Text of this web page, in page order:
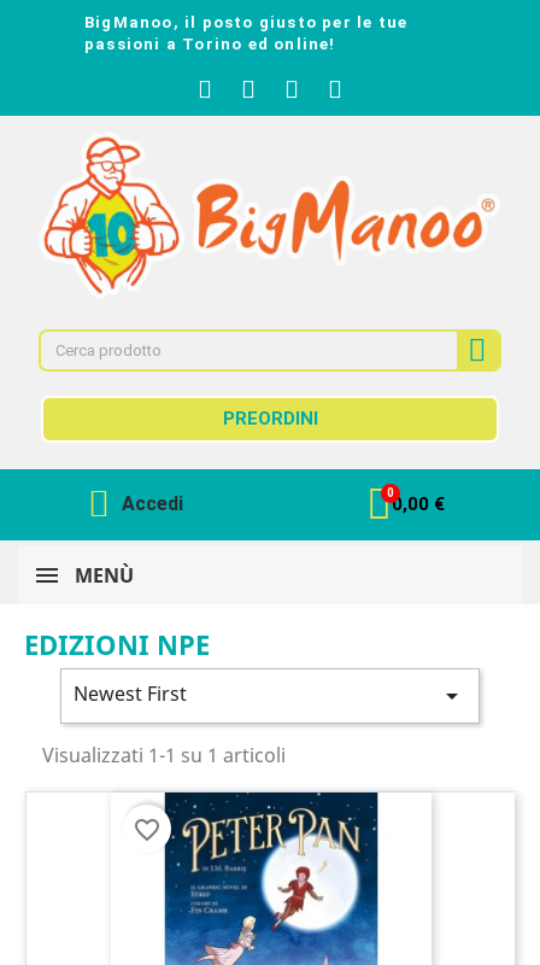
BigManoo, il posto giusto per le tue
passioni a Torino ed online!
PREORDINI
Accedi 0,00 €
MENÙ
EDIZIONI NPE
Newest First 
Visualizzati 1-1 su 1 articoli
favorite_border